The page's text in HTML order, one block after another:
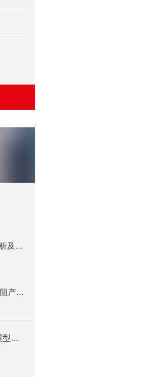
铠装热电偶常见10种故障分析及建议
WZP-132陶瓷管铠装铂热电阻产品介绍
Y-100BFZ耐震压力表的耐震型外壳四种防护等级